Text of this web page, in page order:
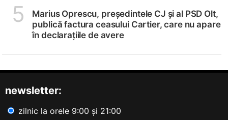
5
Marius Oprescu, președintele CJ și al PSD Olt,
publică factura ceasului Cartier, care nu apare
în declarațiile de avere
newsletter:
zilnic la orele 9:00 și 21:00